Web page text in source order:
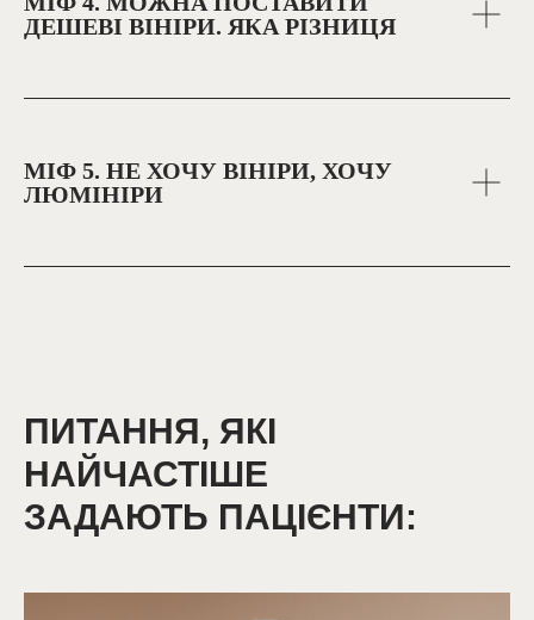
ДЕШЕВІ ВІНІРИ. ЯКА РІЗНИЦЯ
МІФ 5. НЕ ХОЧУ ВІНІРИ, ХОЧУ
ЛЮМІНІРИ
ПИТАННЯ, ЯКІ
НАЙЧАСТІШЕ
ЗАДАЮТЬ ПАЦІЄНТИ: